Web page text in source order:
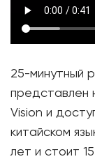
25-минутный
представлен
Vision и
китайском
лет и стоит